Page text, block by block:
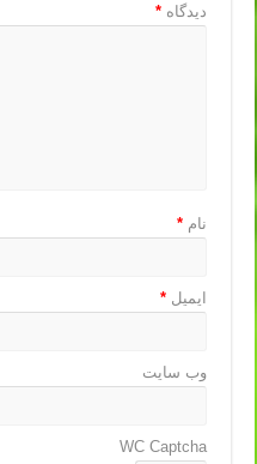
دیدگاه*
نام*
ایمیل*
وب‌ سایت
WC Captcha